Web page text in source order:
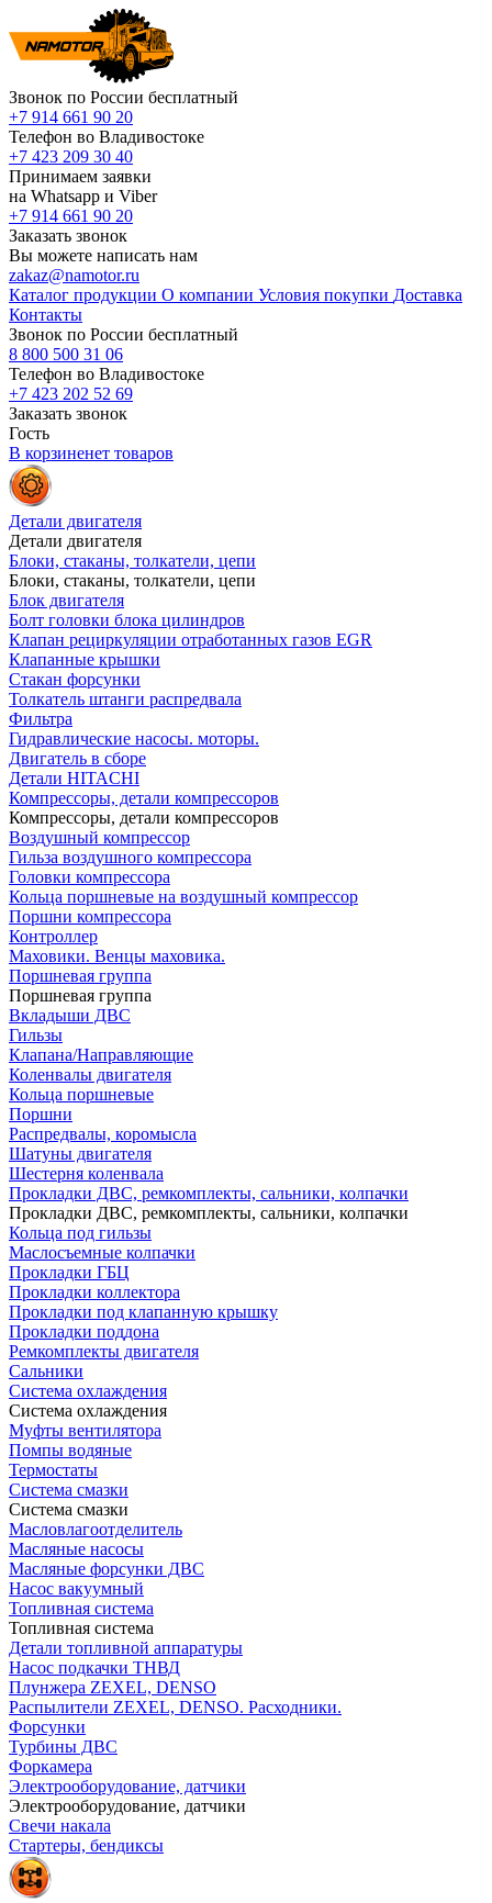
Звонок по России бесплатный
+7 914 661 90 20
Телефон во Владивостоке
+7 423 209 30 40
Принимаем заявки
на Whatsapp и Viber
+7 914 661 90 20
Заказать звонок
Вы можете написать нам
zakaz@namotor.ru
Каталог продукции О компании Условия покупки Доставка
Контакты
Звонок по России бесплатный
8 800 500 31 06
Телефон во Владивостоке
+7 423 202 52 69
Заказать звонок
Гость
В корзиненет товаров
Детали двигателя
Детали двигателя
Блоки, стаканы, толкатели, цепи
Блоки, стаканы, толкатели, цепи
Блок двигателя
Болт головки блока цилиндров
Клапан рециркуляции отработанных газов EGR
Клапанные крышки
Стакан форсунки
Толкатель штанги распредвала
Фильтра
Гидравлические насосы. моторы.
Двигатель в сборе
Детали HITACHI
Компрессоры, детали компрессоров
Компрессоры, детали компрессоров
Воздушный компрессор
Гильза воздушного компрессора
Головки компрессора
Кольца поршневые на воздушный компрессор
Поршни компрессора
Контроллер
Маховики. Венцы маховика.
Поршневая группа
Поршневая группа
Вкладыши ДВС
Гильзы
Клапана/Направляющие
Коленвалы двигателя
Кольца поршневые
Поршни
Распредвалы, коромысла
Шатуны двигателя
Шестерня коленвала
Прокладки ДВС, ремкомплекты, сальники, колпачки
Прокладки ДВС, ремкомплекты, сальники, колпачки
Кольца под гильзы
Маслосъемные колпачки
Прокладки ГБЦ
Прокладки коллектора
Прокладки под клапанную крышку
Прокладки поддона
Ремкомплекты двигателя
Сальники
Система охлаждения
Система охлаждения
Муфты вентилятора
Помпы водяные
Термостаты
Система смазки
Система смазки
Масловлагоотделитель
Масляные насосы
Масляные форсунки ДВС
Насос вакуумный
Топливная система
Топливная система
Детали топливной аппаратуры
Насос подкачки ТНВД
Плунжера ZEXEL, DENSO
Распылители ZEXEL, DENSO. Расходники.
Форсунки
Турбины ДВС
Форкамера
Электрооборудование, датчики
Электрооборудование, датчики
Свечи накала
Стартеры, бендиксы